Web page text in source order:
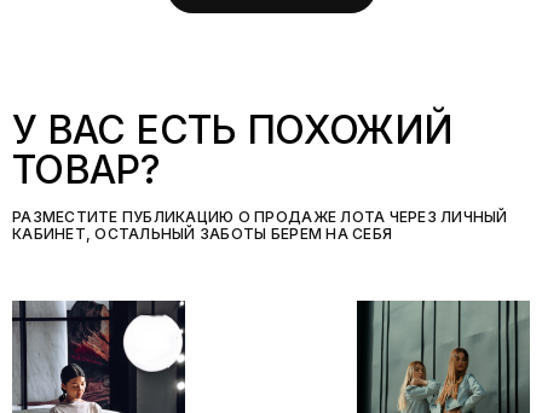
У ВАС ЕСТЬ ПОХОЖИЙ
ТОВАР?
РАЗМЕСТИТЕ ПУБЛИКАЦИЮ О ПРОДАЖЕ ЛОТА ЧЕРЕЗ ЛИЧНЫЙ
КАБИНЕТ, ОСТАЛЬНЫЙ ЗАБОТЫ БЕРЕМ НА СЕБЯ